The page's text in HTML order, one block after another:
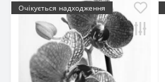
Очікується надходження